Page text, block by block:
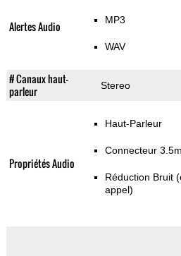
Alertes Audio MP3
WAV
# Canaux haut-
parleur
Stereo
Propriétés Audio
Haut-Parleur
Connecteur
Réduction Bruit
appel)